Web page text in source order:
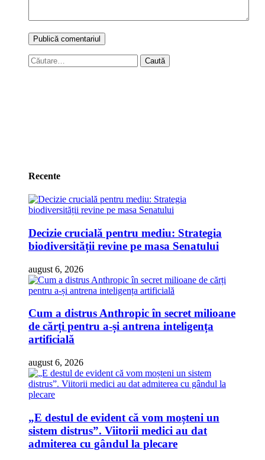
Caută
după:
Recente
Decizie crucială pentru mediu: Strategia
biodiversității revine pe masa Senatului
august 6, 2026
Cum a distrus Anthropic în secret milioane
de cărți pentru a-și antrena inteligența
artificială
august 6, 2026
„E destul de evident că vom moșteni un
sistem distrus”. Viitorii medici au dat
admiterea cu gândul la plecare